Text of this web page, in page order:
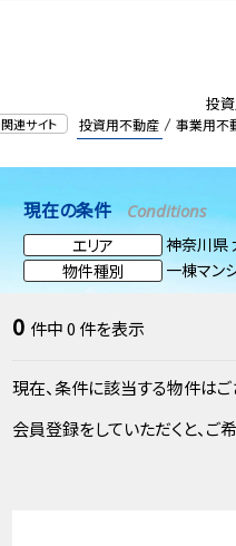
関連サイト 投資用不動産 事業用不
投
現在の条件 Conditions
エリア
神奈川県
物件種別
一棟マン
0 件中0 件を表示
現在、条件に該当する物件は
会員登録をしていただくと、